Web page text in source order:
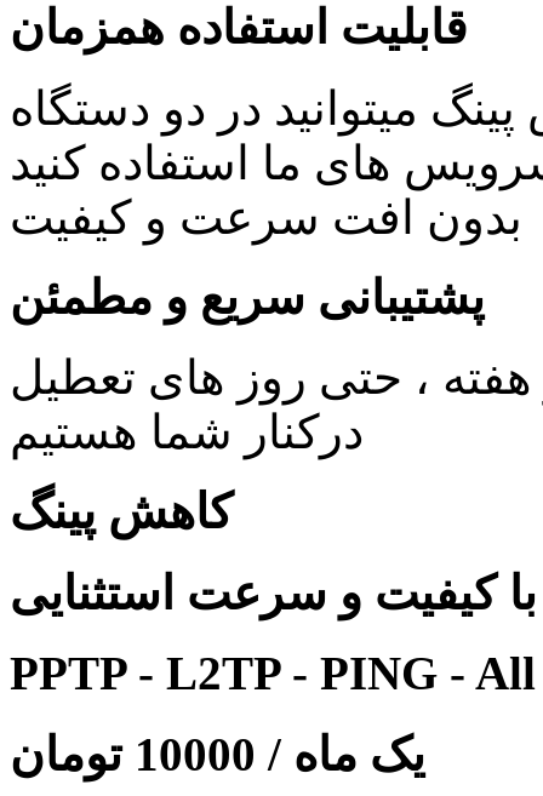
قابلیت استفاده همزمان
میتوانید در دو دستگاه
های ما استفاده کنید
بدون افت سرعت و کیفیت
پشتیبانی سریع و مطمئن
24 ساعته در 7 روز هفته ، حتی روز های تعطیل
درکنار شما هستیم
کاهش پینگ
کیفیت و سرعت استثنایی
PPTP - L2TP - PING -
یک ماه / 10000 تومان